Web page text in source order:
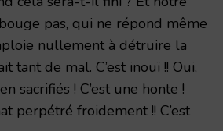
pas, qui ne répond même
nullement à détruire la
tant de mal. C’est inouï !! Oui,
sacrifiés ! C’est une honte !
perpétré froidement !! C’est